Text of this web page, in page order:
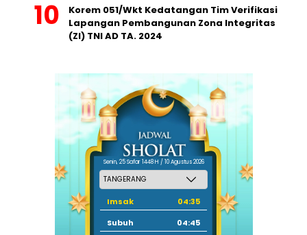
Korem 051/Wkt Kedatangan Tim Verifikasi
Lapangan Pembangunan Zona Integritas
(ZI) TNI AD TA. 2024
Senin, 25 Safar 1448 H / 10 Agustus 2026
Imsak
04:35
Subuh
04:45